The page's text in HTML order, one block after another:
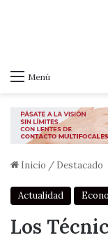
Menú
Inicio / Destacado
Actualidad
Los